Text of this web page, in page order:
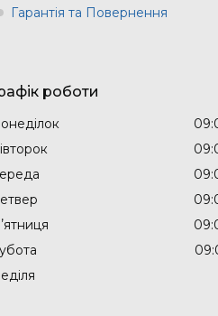
Гарантія та Повернення
роботи